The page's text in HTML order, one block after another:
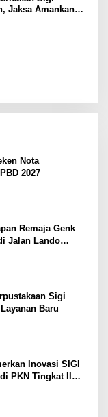
Jaksa Amankan
Nota
2027
Remaja Genk
Jalan Lando
Sigi
Baru
Inovasi SIGI
PKN Tingkat II